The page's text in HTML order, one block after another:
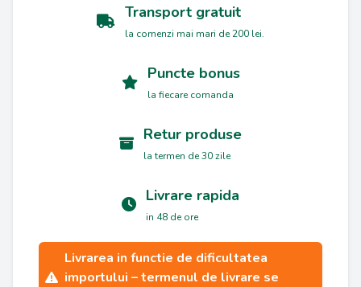
Transport gratuit
la comenzi mai mari de 200 lei.
Puncte bonus
la fiecare comanda
Retur produse
la termen de 30 zile
Livrare rapida
in 48 de ore
Livrarea in functie de dificultatea
importului – termenul de livrare se